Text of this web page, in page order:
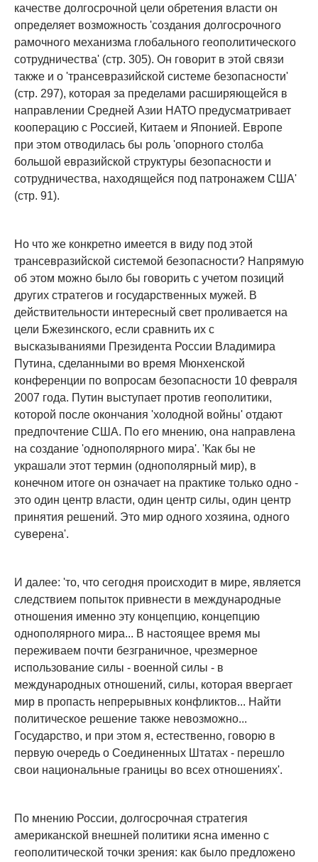
качестве долгосрочной цели обретения власти он
определяет возможность 'создания долгосрочного
рамочного механизма глобального геополитического
сотрудничества' (стр. 305). Он говорит в этой связи
также и о 'трансевразийской системе безопасности'
(стр. 297), которая за пределами расширяющейся в
направлении Средней Азии НАТО предусматривает
кооперацию с Россией, Китаем и Японией. Европе
при этом отводилась бы роль 'опорного столба
большой евразийской структуры безопасности и
сотрудничества, находящейся под патронажем США'
(стр. 91).
Но что же конкретно имеется в виду под этой
трансевразийской системой безопасности? Напрямую
об этом можно было бы говорить с учетом позиций
других стратегов и государственных мужей. В
действительности интересный свет проливается на
цели Бжезинского, если сравнить их с
высказываниями Президента России Владимира
Путина, сделанными во время Мюнхенской
конференции по вопросам безопасности 10 февраля
2007 года. Путин выступает против геополитики,
которой после окончания 'холодной войны' отдают
предпочтение США. По его мнению, она направлена
на создание 'однополярного мира'. 'Как бы не
украшали этот термин (однополярный мир), в
конечном итоге он означает на практике только одно -
это один центр власти, один центр силы, один центр
принятия решений. Это мир одного хозяина, одного
суверена'.
И далее: 'то, что сегодня происходит в мире, является
следствием попыток привнести в международные
отношения именно эту концепцию, концепцию
однополярного мира... В настоящее время мы
переживаем почти безграничное, чрезмерное
использование силы - военной силы - в
международных отношений, силы, которая ввергает
мир в пропасть непрерывных конфликтов... Найти
политическое решение также невозможно...
Государство, и при этом я, естественно, говорю в
первую очередь о Соединенных Штатах - перешло
свои национальные границы во всех отношениях'.
По мнению России, долгосрочная стратегия
американской внешней политики ясна именно с
геополитической точки зрения: как было предложено